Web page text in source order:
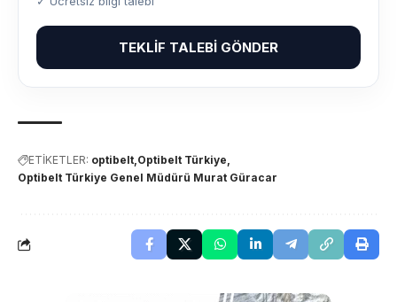
TEKLIF TALEBI GÖNDER
ETİKETLER: optibelt Optibelt Türkiye
Optibelt Türkiye Genel Müdürü Murat Güracar